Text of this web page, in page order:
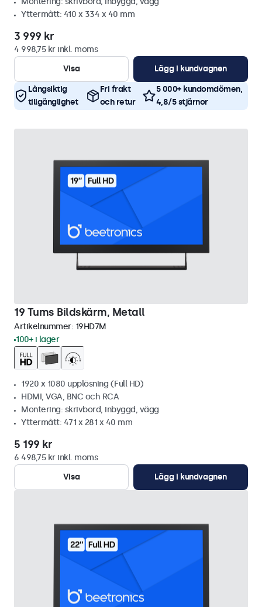
Yttermått: 410 x 334 x 40 mm
3 999 kr
4 998,75 kr inkl. moms
Visa
Lägg i kundvagnen
Långsiktig
tillgänglighet
Fri frakt
och retur
5 000+ kundomdömen,
4,8/5 stjärnor
19 Tums Bildskärm, Metall
Artikelnummer: 19HD7M
100+ i lager
1920 x 1080 upplösning (Full HD)
HDMI, VGA, BNC och RCA
Montering: skrivbord, inbyggd, vägg
Yttermått: 471 x 281 x 40 mm
5 199 kr
6 498,75 kr inkl. moms
Visa
Lägg i kundvagnen